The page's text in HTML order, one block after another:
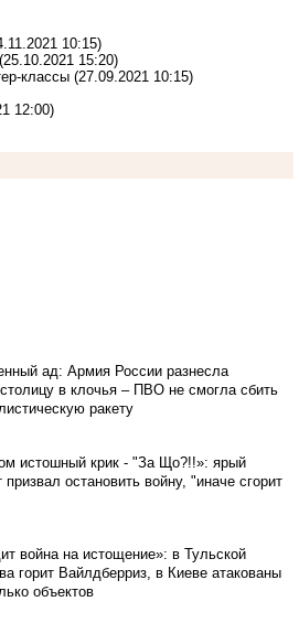
10:15)
(25.10.2021 15:20)
классы (27.09.2021 10:15)
12:00)
ад: Армия России разнесла
в клочья – ПВО не смогла сбить
ракету
истошный крик - "За Що?!!»: ярый
призвал остановить войну, "иначе сгорит
война на истощение»: в Тульской
горит Вайлдберриз, в Киеве атакованы
объектов